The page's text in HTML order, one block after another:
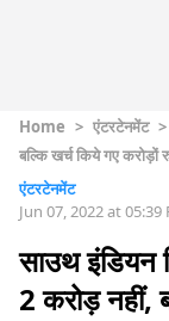
Home > एंटरटेनमेंट >
बल्कि खर्च किये गए करोड़ों
एंटरटेनमेंट
Jun 07, 2022 at 05:39
साउथ इंडियन
2 करोड़ नहीं,